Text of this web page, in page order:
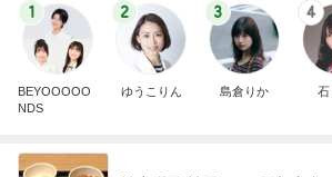
1
BEYOOOOO
NDS
2
ゆうこりん
3
島倉りか
4
石